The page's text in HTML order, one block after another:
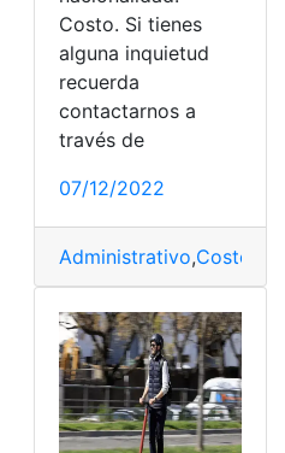
Hogares,Instalación,
Costo. Si tienes
alguna inquietud
recuerda
contactarnos a
través de
07/12/2022
Administrativo,Costo